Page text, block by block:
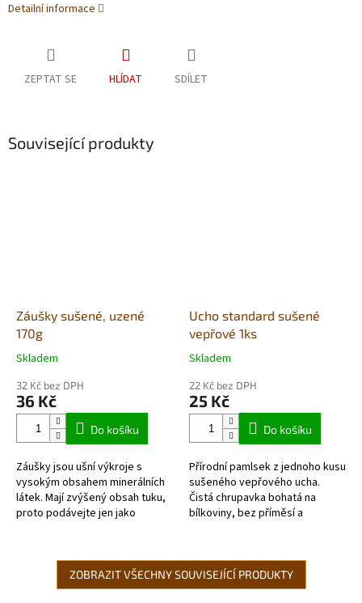
Detailní informace
ZEPTAT SE HLÍDAT SDÍLET
Související produkty
Záušky sušené, uzené
170g
Průměrné
produktu
je
hvězdiček.
Skladem
32 Kč bez DPH
36 Kč
Do košíku
Záušky jsou ušní výkroje s
vysokým obsahem minerálních
látek. Mají zvýšený obsah tuku,
proto podávejte jen jako
cestou...
Ucho standard sušené
vepřové 1ks
Průměrné
produktu
je
hvězdiček.
Skladem
22 Kč bez DPH
25 Kč
Do košíku
Přírodní pamlsek z jednoho kusu
sušeného vepřového ucha.
Čistá chrupavka bohatá na
bílkoviny, bez příměsí a
takže ucho...
ZOBRAZIT VŠECHNY SOUVISEJÍCÍ PRODUKTY